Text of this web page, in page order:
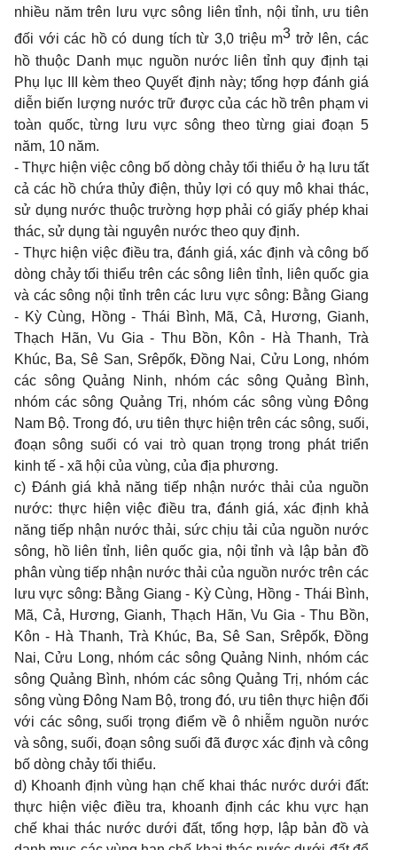
nhiều năm trên lưu vực sông liên tỉnh, nội tỉnh, ưu tiên
đối với các hồ có dung tích từ 3,0 triệu m3 trở lên, các
hồ thuộc Danh mục nguồn nước liên tỉnh quy định tại
Phụ lục III kèm theo Quyết định này; tổng hợp đánh giá
diễn biến lượng nước trữ được của các hồ trên phạm vi
toàn quốc, từng lưu vực sông theo từng giai đoạn 5
năm, 10 năm.
- Thực hiện việc công bố dòng chảy tối thiểu ở hạ lưu tất
cả các hồ chứa thủy điện, thủy lợi có quy mô khai thác,
sử dụng nước thuộc trường hợp phải có giấy phép khai
thác, sử dụng tài nguyên nước theo quy định.
- Thực hiện việc điều tra, đánh giá, xác định và công bố
dòng chảy tối thiểu trên các sông liên tỉnh, liên quốc gia
và các sông nội tỉnh trên các lưu vực sông: Bằng Giang
- Kỳ Cùng, Hồng - Thái Bình, Mã, Cả, Hương, Gianh,
Thạch Hãn, Vu Gia - Thu Bồn, Kôn - Hà Thanh, Trà
Khúc, Ba, Sê San, Srêpốk, Đồng Nai, Cửu Long, nhóm
các sông Quảng Ninh, nhóm các sông Quảng Bình,
nhóm các sông Quảng Trị, nhóm các sông vùng Đông
Nam Bộ. Trong đó, ưu tiên thực hiện trên các sông, suối,
đoạn sông suối có vai trò quan trọng trong phát triển
kinh tế - xã hội của vùng, của địa phương.
c) Đánh giá khả năng tiếp nhận nước thải của nguồn
nước: thực hiện việc điều tra, đánh giá, xác định khả
năng tiếp nhận nước thải, sức chịu tải của nguồn nước
sông, hồ liên tỉnh, liên quốc gia, nội tỉnh và lập bản đồ
phân vùng tiếp nhận nước thải của nguồn nước trên các
lưu vực sông: Bằng Giang - Kỳ Cùng, Hồng - Thái Bình,
Mã, Cả, Hương, Gianh, Thạch Hãn, Vu Gia - Thu Bồn,
Kôn - Hà Thanh, Trà Khúc, Ba, Sê San, Srêpốk, Đồng
Nai, Cửu Long, nhóm các sông Quảng Ninh, nhóm các
sông Quảng Bình, nhóm các sông Quảng Trị, nhóm các
sông vùng Đông Nam Bộ, trong đó, ưu tiên thực hiện đối
với các sông, suối trọng điểm về ô nhiễm nguồn nước
và sông, suối, đoạn sông suối đã được xác định và công
bố dòng chảy tối thiểu.
d) Khoanh định vùng hạn chế khai thác nước dưới đất:
thực hiện việc điều tra, khoanh định các khu vực hạn
chế khai thác nước dưới đất, tổng hợp, lập bản đồ và